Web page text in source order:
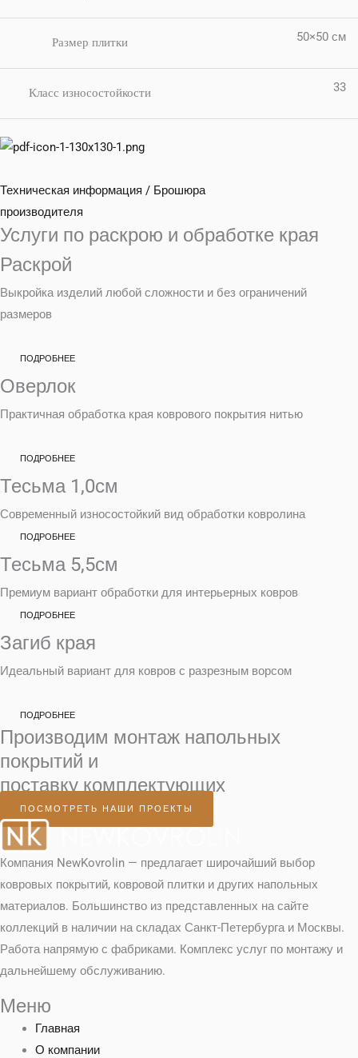
Размер плитки 50×50 см
Класс износостойкости 33
Техническая информация / Брошюра
производителя
Услуги по раскрою и обработке края
Раскрой
Выкройка изделий любой сложности и без ограничений
размеров
ПОДРОБНЕЕ
Оверлок
Практичная обработка края коврового покрытия нитью
ПОДРОБНЕЕ
Тесьма 1,0см
Современный износостойкий вид обработки ковролина
ПОДРОБНЕЕ
Тесьма 5,5см
Премиум вариант обработки для интерьерных ковров
ПОДРОБНЕЕ
Загиб края
Идеальный вариант для ковров с разрезным ворсом
ПОДРОБНЕЕ
Производим монтаж напольных
покрытий и
поставку комплектующих
ПОСМОТРЕТЬ НАШИ ПРОЕКТЫ
Компания NewKovrolin — предлагает широчайший выбор
ковровых покрытий, ковровой плитки и других напольных
материалов. Большинство из представленных на сайте
коллекций в наличии на складах Санкт-Петербурга и Москвы.
Работа напрямую с фабриками. Комплекс услуг по монтажу и
дальнейшему обслуживанию.
Меню
Главная
О компании